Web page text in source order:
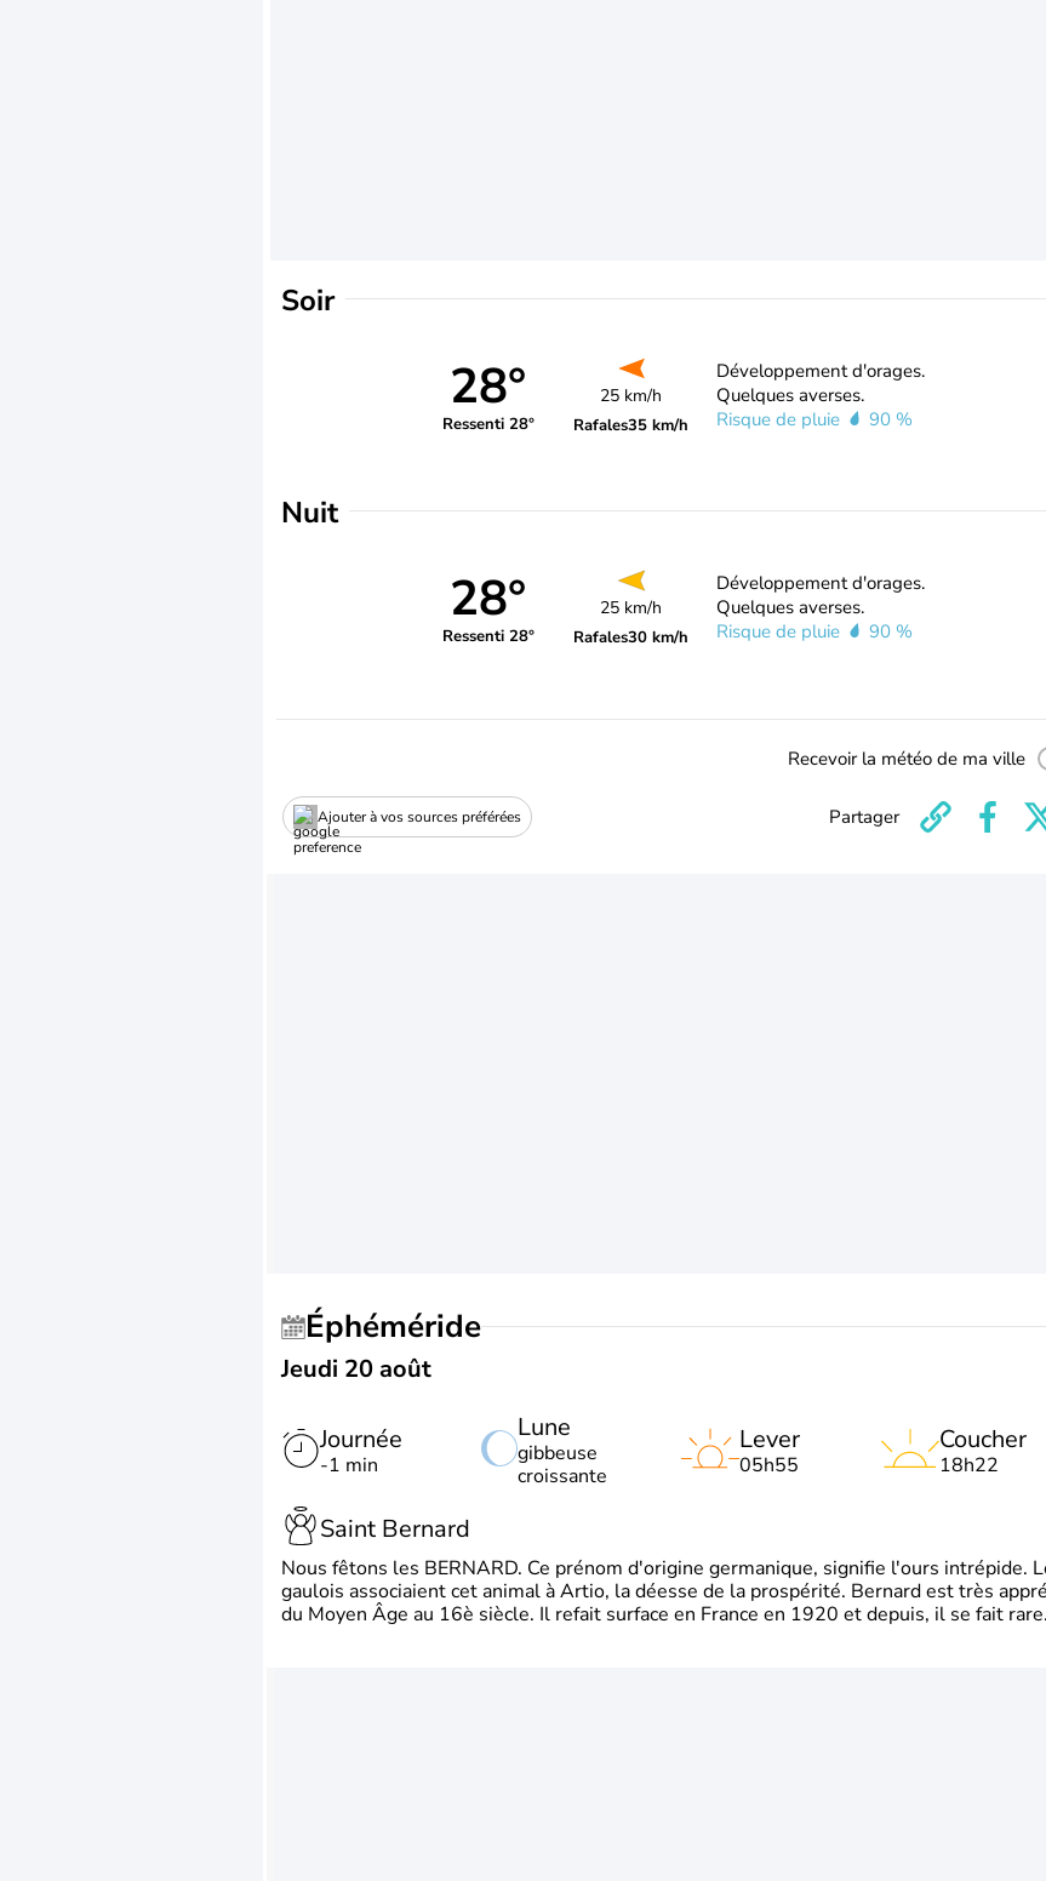
Soir
28°
Ressenti 28°
25 km/h
Rafales35 km/h
Développement d'orages.
Quelques averses.
Risque de pluie
90 %
Nuit
28°
Ressenti 28°
25 km/h
Rafales30 km/h
Développement d'orages.
Quelques averses.
Risque de pluie
90 %
Recevoir la météo de ma ville
Ajouter à vos sources préférées Partager
Éphéméride
Jeudi 20 août
Journée
-1 min
Lune
gibbeuse
croissante
Lever
05h55
Coucher
18h22
Saint Bernard
Nous fêtons les BERNARD. Ce prénom d'origine germanique, signifie l'ours intrépide.
gaulois associaient cet animal à Artio, la déesse de la prospérité. Bernard est très
du Moyen Âge au 16è siècle. Il refait surface en France en 1920 et depuis, il se fait rare.